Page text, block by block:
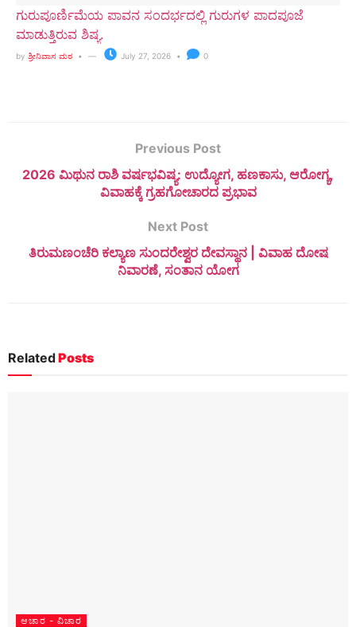
ಗುರುಪೂರ್ಣಿಮೆಯ ಪಾವನ ಸಂದರ್ಭದಲ್ಲಿ ಗುರುಗಳ ಪಾದಪೂಜೆ
ಮಾಡುತ್ತಿರುವ ಶಿಷ್ಯ.
by ಶ್ರೀನಿವಾಸ ಮಠ July 27, 2026 0
Previous Post
2026 ಮಿಥುನ ರಾಶಿ ವರ್ಷಭವಿಷ್ಯ: ಉದ್ಯೋಗ, ಹಣಕಾಸು, ಆರೋಗ್ಯ,
ವಿವಾಹಕ್ಕೆ ಗ್ರಹಗೋಚಾರದ ಪ್ರಭಾವ
Next Post
ತಿರುಮಣಂಚೆರಿ ಕಲ್ಯಾಣ ಸುಂದರೇಶ್ವರ ದೇವಸ್ಥಾನ | ವಿವಾಹ ದೋಷ
ನಿವಾರಣೆ, ಸಂತಾನ ಯೋಗ
RelatedPosts
ಆಚಾರ - ವಿಚಾರ